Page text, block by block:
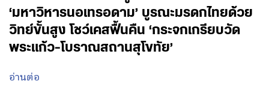
‘มหาวิหารนอเทรอดาม’ บูรณะมรดกไทยด้วย
วิทย์ขั้นสูง โชว์เคสฟื้นคืน ‘กระจกเกรียบวัด
พระแก้ว-โบราณสถานสุโขทัย’
อ่านต่อ